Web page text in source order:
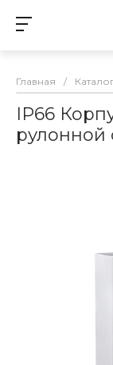
Главная /
IP66
рулонной